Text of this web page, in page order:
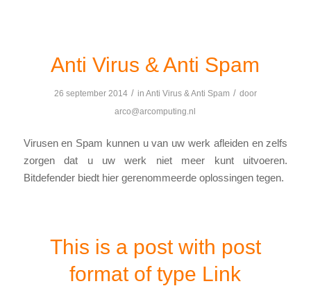
Anti Virus & Anti Spam
26 september 2014 / in Anti Virus & Anti Spam / door
arco@arcomputing.nl
Virusen en Spam kunnen u van uw werk afleiden en zelfs
zorgen dat u uw werk niet meer kunt uitvoeren.
Bitdefender biedt hier gerenommeerde oplossingen tegen.
This is a post with post
format of type Link